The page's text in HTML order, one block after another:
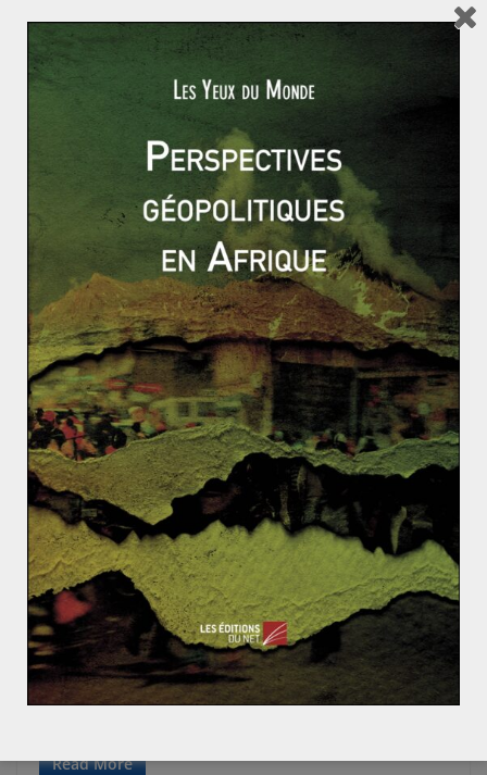
Australie, radicalisation des Shebabs en Somalie, de
Boko Haram au Nigeria auxquels
GÉOPOLITIQUE & RELATIONS INTERNATIONALES
NOTIONS
RESSOURCES
SOCIÉTÉ
Jessica SOME 16 février 2015 0 Comments
Qu’est-ce que la sécurité alimentaire ?
En juin 2014, l’Union africaine a ratifié, dans le cadre de
l’année de l’agriculture et de la sécurité alimentaire, la
Read More
ACTUALITÉS
Jessica SOME 6 février 2015 0 Comments
Vers une régionalisation de la lutte contre
Boko Haram ?
Tandis que les élections présidentielles nigérianes se
tiendront le 14 février prochain, les actions du groupe
Boko Haram se font
Read More